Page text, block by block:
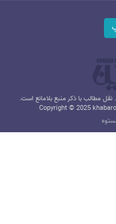
مطالب با ذکر منبع بلامانع است.
Copyright © 2025